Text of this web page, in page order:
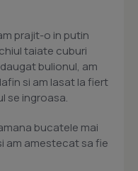
prajit-o in putin
taiate cuburi
bulionul, am
si am lasat la fiert
se ingroasa.
bucatele mai
am amestecat sa fie